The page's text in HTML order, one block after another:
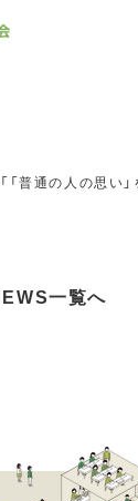
普通の人の思い」
一覧へ